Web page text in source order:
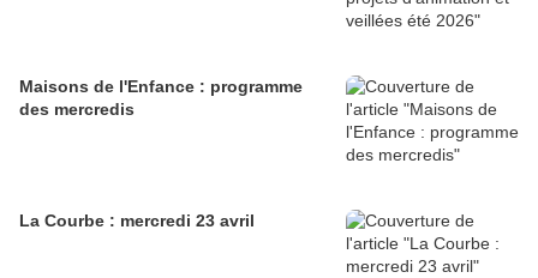
Maisons de l'Enfance : programme
des mercredis
La Courbe : mercredi 23 avril